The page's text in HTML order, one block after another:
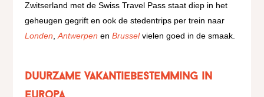
Zwitserland met de Swiss Travel Pass staat diep in het
geheugen gegrift en ook de stedentrips per trein naar
Londen ,Antwerpen enBrusselvielen goed in de smaak.
Duurzame vakantiebestemming in